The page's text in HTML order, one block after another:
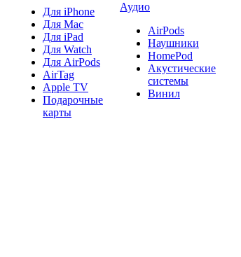
Для iPhone
Для Mac
Для iPad
Для Watch
Для AirPods
AirTag
Apple TV
Подарочные
карты
Аудио
AirPods
Наушники
HomePod
Акустические
системы
Винил